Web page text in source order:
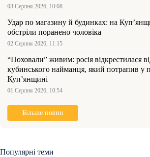
03 Серпня 2026, 10:08
Удар по магазину й будинках: на
обстріли поранено чоловіка
02 Серпня 2026, 11:15
“Поховали” живим: росія відкрестилася
кубинського найманця, який потрапив у
Куп’янщині
01 Серпня 2026, 10:54
Більше новин
Популярні теми